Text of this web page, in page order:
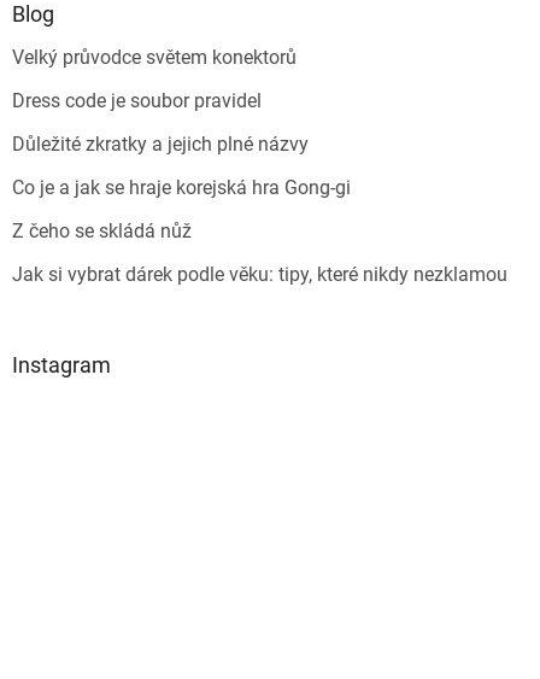
Blog
Velký průvodce světem konektorů
Dress code je soubor pravidel
Důležité zkratky a jejich plné názvy
Co je a jak se hraje korejská hra Gong-gi
Z čeho se skládá nůž
Jak si vybrat dárek podle věku: tipy, které nikdy nezklamou
Instagram